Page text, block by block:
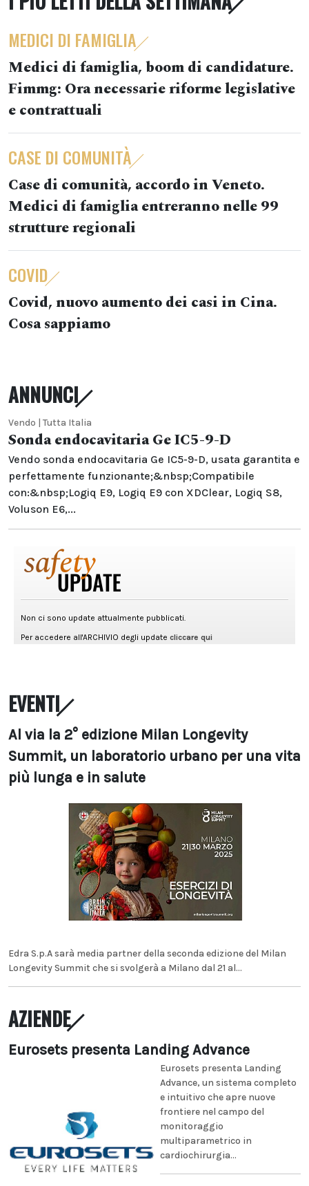
MEDICI DI FAMIGLIA
Medici di famiglia, boom di candidature.
Fimmg: Ora necessarie riforme legislative
e contrattuali
CASE DI COMUNITÀ
Case di comunità, accordo in Veneto.
Medici di famiglia entreranno nelle 99
strutture regionali
COVID
Covid, nuovo aumento dei casi in Cina.
Cosa sappiamo
ANNUNCI
Vendo | Tutta Italia
Sonda endocavitaria Ge IC5-9-D
Vendo sonda endocavitaria Ge IC5-9-D, usata garantita e
perfettamente funzionante;&nbsp;Compatibile
con:&nbsp;Logiq E9, Logiq E9 con XDClear, Logiq S8,
Voluson E6,...
EVENTI
Al via la 2° edizione Milan Longevity
Summit, un laboratorio urbano per una vita
più lunga e in salute
Edra S.p.A sarà media partner della seconda edizione del Milan
Longevity Summit che si svolgerà a Milano dal 21 al...
AZIENDE
Eurosets presenta Landing Advance
Eurosets presenta Landing
Advance, un sistema completo
e intuitivo che apre nuove
frontiere nel campo del
monitoraggio
multiparametrico in
cardiochirurgia...